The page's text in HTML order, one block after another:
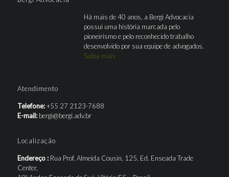
Há mais de 40 anos, a Bergi Advocacia
possui uma história marcada pelo
pioneirismo e pelo reconhecido trabalho
desenvolvido por sua equipe de advogados.
Saiba mais
Atendimento
Telefone:+55 27 2123-7688
E-mail:bergi@bergi.adv.br
Localização
Endereço :Rua Prof. Almeida Cousin, 125, Ed. Enseada Trade
Center,